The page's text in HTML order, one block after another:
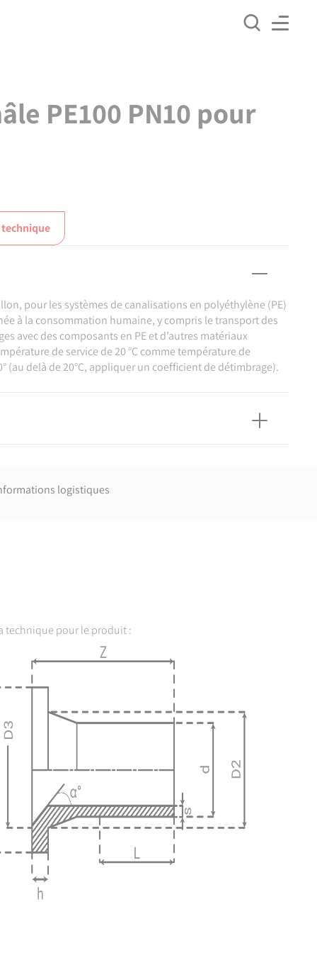
PE100 PN10 pour
technique
pour les systèmes de canalisations en polyéthylène (PE)
à la consommation humaine, y compris le transport des
avec des composants en PE et d’autres matériaux
de service de 20 °C comme température de
(au delà de 20°C, appliquer un coefficient de détimbrage).
logistiques
tech.
tech.
tech.
tech.
tech.
tech.
tech.
tech.
tech.
technique pour le produit :